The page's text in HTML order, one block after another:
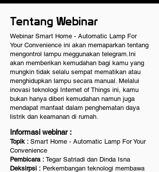
Tentang Webinar
Webinar Smart Home - Automatic Lamp For
Your Convenience ini akan memaparkan tentang
mengontrol lampu meggunakan telegram.Ini
akan memberikan kemudahan bagi kamu yang
mungkin tidak selalu sempat mematikan atau
menghidupkan lampu secara manual. Melalui
inovasi teknologi Internet of Things ini, kamu
bukan hanya diberi kemudahan namun juga
mendapat manfaat dalam penghematan daya
listrik dan keamanan di rumah.
Informasi webinar :
Topik : Smart Home - Automatic Lamp For Your
Convenience
Pembicara : Tegar Satriadi dan Dinda Isna
Deksirpsi : Perkembangan teknologi membawa